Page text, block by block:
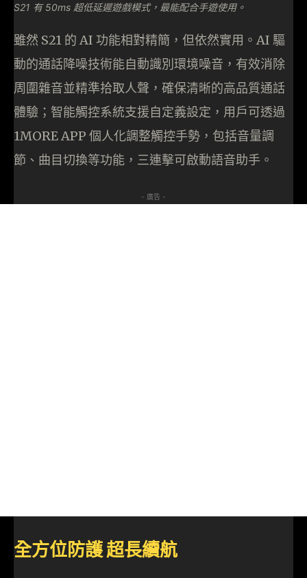
S21 有 50ms 超低延遲遊戲模式，最能配合手遊使用。
雖然 S21 的 AI 功能相對精簡，但依然實用。AI 驅
動的通話降噪技術能自動識別環境噪音，有效消除
周圍雜音並精準拾取人聲，確保清晰的高品質通話
體驗；智能觸控系統支援自定義設定，用戶可透過
1MORE APP 個人化調整觸控手勢，包括音量調
節、曲目切換等功能，三連擊可啟動語音助手。
- 廣告 -
全方位防護 超長續航